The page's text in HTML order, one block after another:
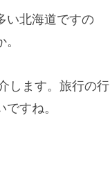
い北海道ですの
します。旅行の行
すね。